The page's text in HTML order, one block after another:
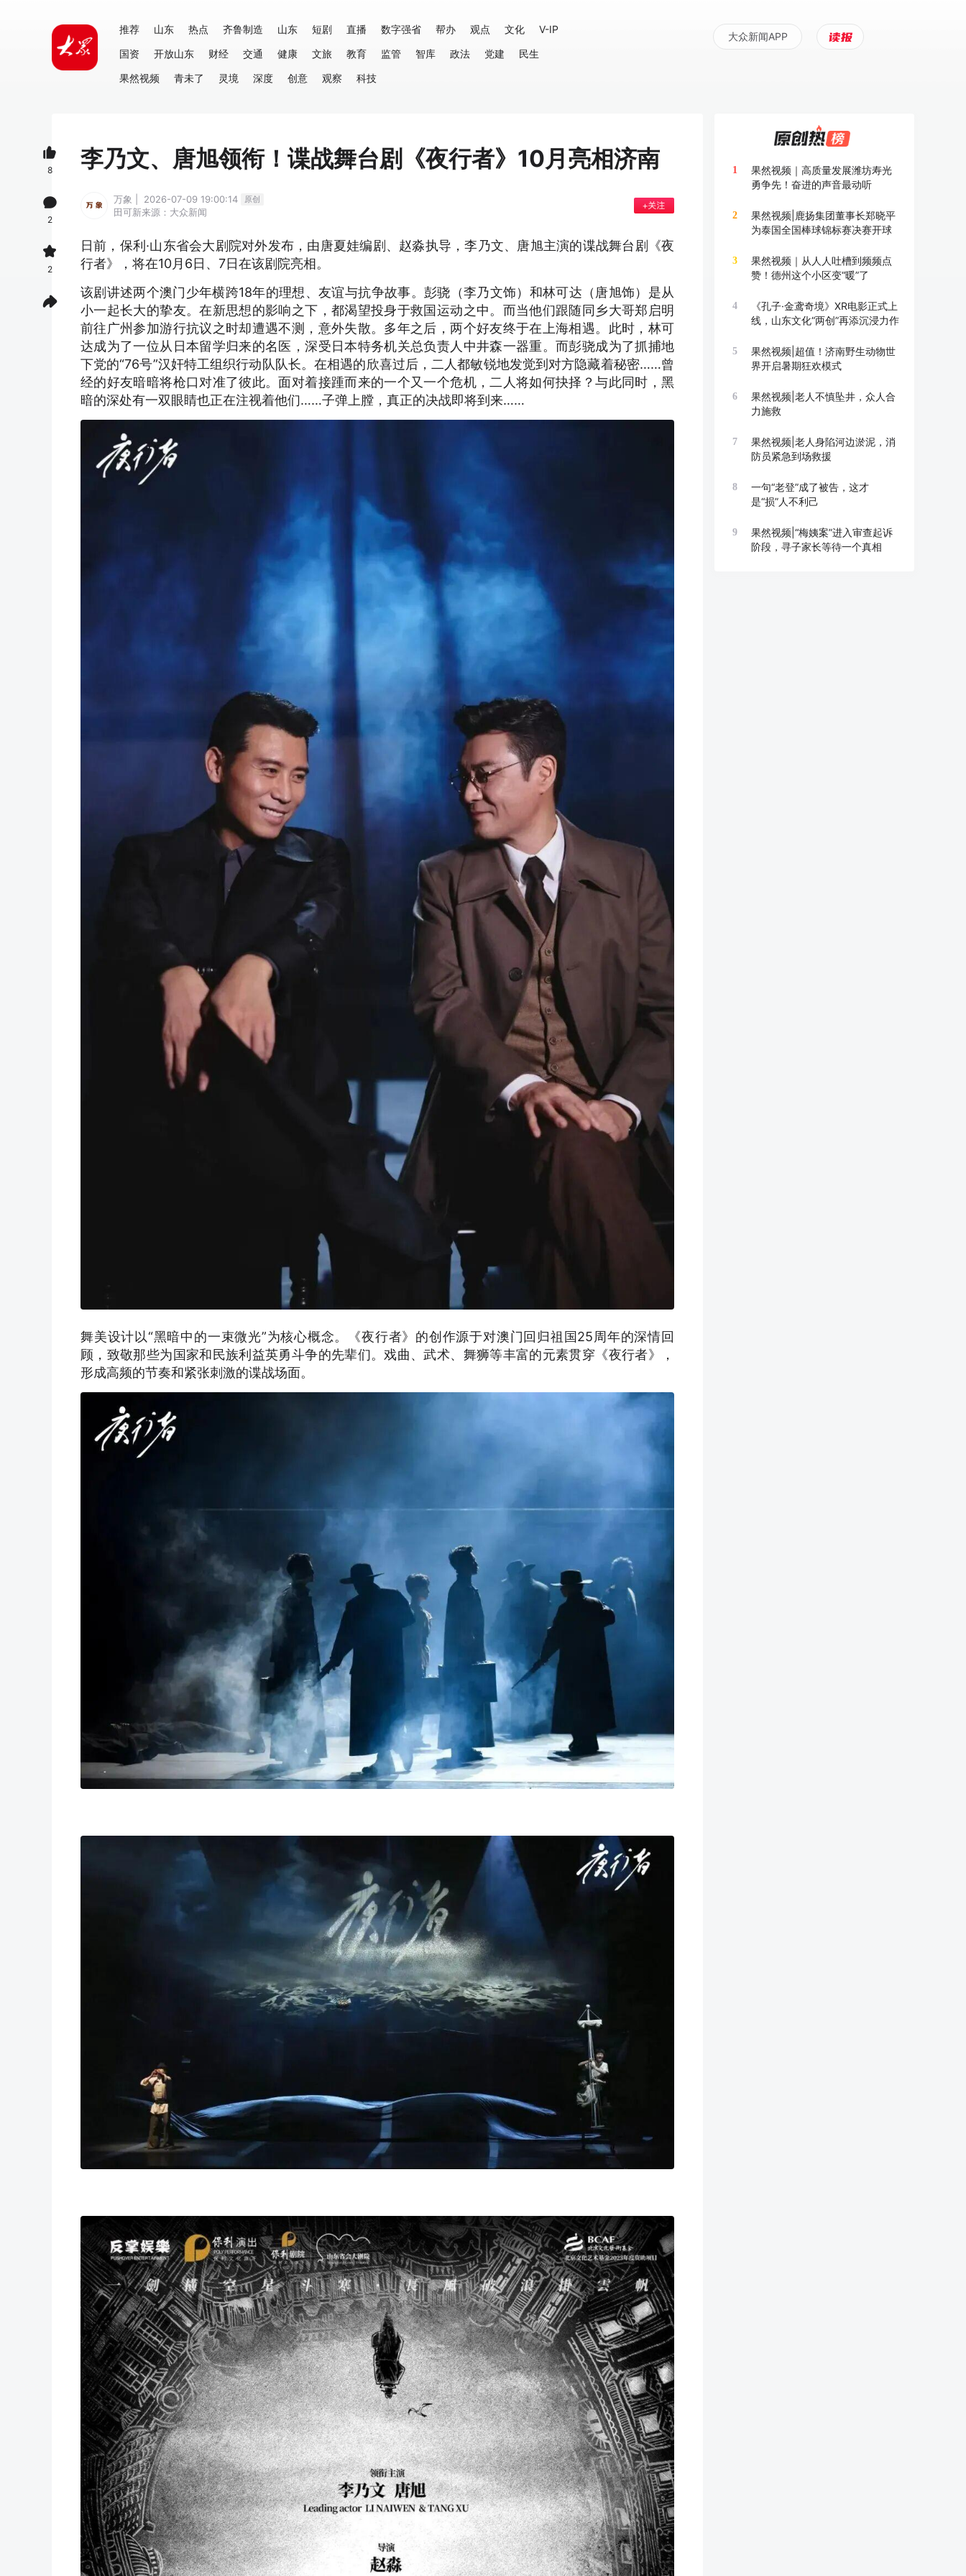
推荐 山东 热点 齐鲁制造 山东 短剧 直播 数字强省 帮办 观点 文化
V-IP
国资
开放山东 财经 交通 健康 文旅 教育 监管 智库 政法 党建
民生
果然视频
青未了 灵境 深度 创意 观察 科技
大众新闻APP
李乃文、唐旭领衔！谍战舞台剧《夜行者》10月亮相济南
万象 | 2026-07-09 19:00:14 原创
田可新来源：大众新闻
日前，保利·山东省会大剧院对外发布，由唐夏娃编剧、赵淼执导，李乃文、唐旭主演的谍战舞台剧《夜
行者》，将在10月6日、7日在该剧院亮相。
该剧讲述两个澳门少年横跨18年的理想、友谊与抗争故事。彭骁（李乃文饰）和林可达（唐旭饰）是从
小一起长大的挚友。在新思想的影响之下，都渴望投身于救国运动之中。而当他们跟随同乡大哥郑启明
前往广州参加游行抗议之时却遭遇不测，意外失散。多年之后，两个好友终于在上海相遇。此时，林可
达成为了一位从日本留学归来的名医，深受日本特务机关总负责人中井森一器重。而彭骁成为了抓捕地
下党的“76号”汉奸特工组织行动队队长。在相遇的欣喜过后，二人都敏锐地发觉到对方隐藏着秘密……曾
经的好友暗暗将枪口对准了彼此。面对着接踵而来的一个又一个危机，二人将如何抉择？与此同时，黑
暗的深处有一双眼睛也正在注视着他们……子弹上膛，真正的决战即将到来……
舞美设计以“黑暗中的一束微光”为核心概念。《夜行者》的创作源于对澳门回归祖国25周年的深情回
顾，致敬那些为国家和民族利益英勇斗争的先辈们。戏曲、武术、舞狮等丰富的元素贯穿《夜行者》，
形成高频的节奏和紧张刺激的谍战场面。
8
2
2
1
果然视频｜高质量发展潍坊寿光
勇争先！奋进的声音最动听
2
果然视频|鹿扬集团董事长郑晓平
为泰国全国棒球锦标赛决赛开球
3
果然视频｜从人人吐槽到频频点
赞！德州这个小区变“暖”了
4
《孔子·金鸢奇境》XR电影正式上
线，山东文化“两创”再添沉浸力作
5
果然视频|超值！济南野生动物世
界开启暑期狂欢模式
6
果然视频|老人不慎坠井，众人合
力施救
7
果然视频|老人身陷河边淤泥，消
防员紧急到场救援
8
一句“老登”成了被告，这才
是“损”人不利己
9
果然视频|“梅姨案”进入审查起诉
阶段，寻子家长等待一个真相